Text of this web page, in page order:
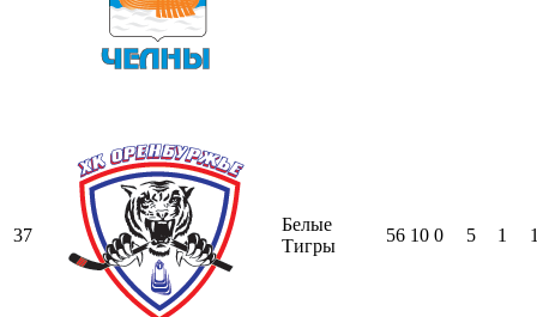
37
Белые
Тигры
56 10 0 5 1